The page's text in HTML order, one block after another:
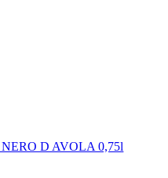
D AVOLA 0,75l